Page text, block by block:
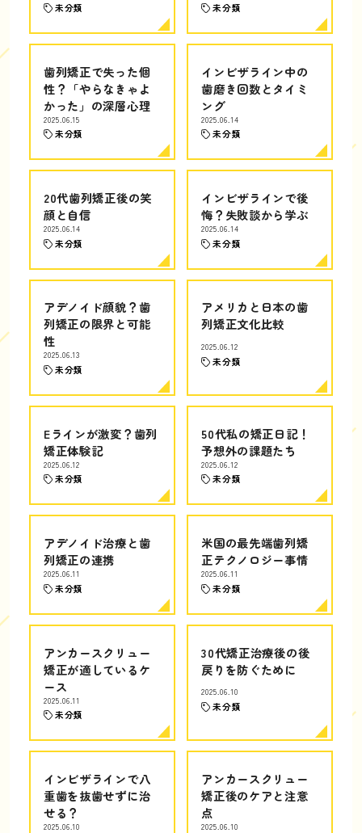
未分類 未分類
歯列矯正で失った個
性？「やらなきゃよ
かった」の深層心理
2025.06.15
未分類
インビザライン中の
歯磨き回数とタイミ
ング
2025.06.14
未分類
20代歯列矯正後の笑
顔と自信
2025.06.14
未分類
インビザラインで後
悔？失敗談から学ぶ
2025.06.14
未分類
アデノイド顔貌？歯
列矯正の限界と可能
性
2025.06.13
未分類
アメリカと日本の歯
列矯正文化比較
2025.06.12
未分類
Eラインが激変？歯列
矯正体験記
2025.06.12
未分類
50代私の矯正日記！
予想外の課題たち
2025.06.12
未分類
アデノイド治療と歯
列矯正の連携
2025.06.11
未分類
米国の最先端歯列矯
正テクノロジー事情
2025.06.11
未分類
アンカースクリュー
矯正が適しているケ
ース
2025.06.11
未分類
30代矯正治療後の後
戻りを防ぐために
2025.06.10
未分類
インビザラインで八
重歯を抜歯せずに治
せる？
2025.06.10
アンカースクリュー
矯正後のケアと注意
点
2025.06.10